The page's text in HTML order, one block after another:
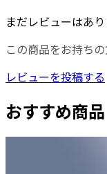
まだレビューはあり
この商品をお持ち
レビューを投稿する
おすすめ商品